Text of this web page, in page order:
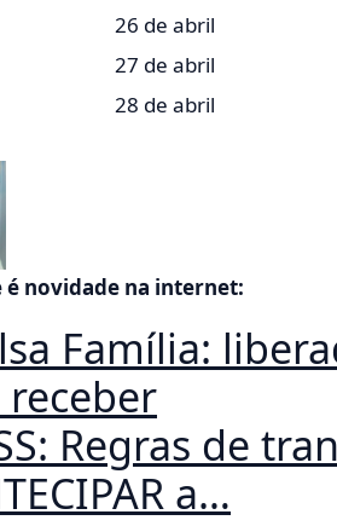
26 de abril
27 de abril
28 de abril
é novidade na internet:
Família:
receber
Regras de
a…